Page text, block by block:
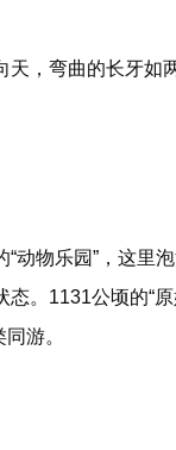
天，弯曲的长牙如
动物乐园”，这里
。1131公顷的“
游。